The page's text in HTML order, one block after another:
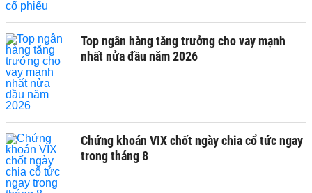
Top ngân hàng tăng trưởng cho vay mạnh
nhất nửa đầu năm 2026
Chứng khoán VIX chốt ngày chia cổ tức ngay
trong tháng 8